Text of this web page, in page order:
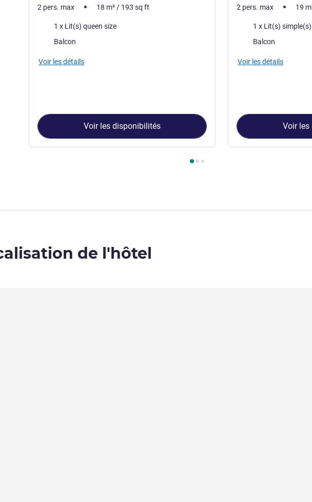
2 pers. max 18 m² / 193 sq ft
Literie1 x Lit(s) queen size
Assets :Balcon
Voir les détails
Voir les disponibilités
2 pers. max 19
Literie1 x Lit(s) simple(s)
Assets :Balcon
Voir les détails
Voir
de l'hôtel